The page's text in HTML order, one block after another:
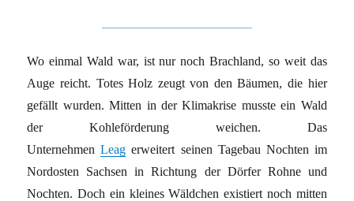
Wo einmal Wald war, ist nur noch Brachland, so weit das
Auge reicht. Totes Holz zeugt von den Bäumen, die hier
gefällt wurden. Mitten in der Klimakrise musste ein Wald
der Kohleförderung weichen. Das
UnternehmenLeag erweitert seinen Tagebau Nochten im
Nordosten Sachsen in Richtung der Dörfer Rohne und
Nochten. Doch ein kleines Wäldchen existiert noch mitten